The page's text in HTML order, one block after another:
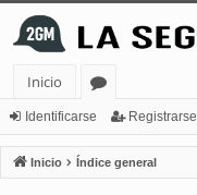
Inicio
or
os
Identificarse Registrarse
Inicio Índice general